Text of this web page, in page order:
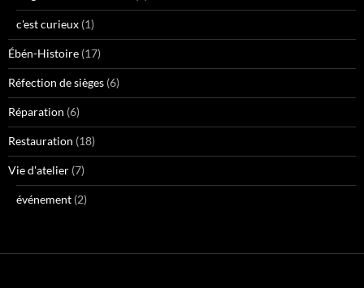
c'est curieux (1)
Ébén-Histoire (17)
Réfection de sièges (6)
Réparation (6)
Restauration (18)
Vie d'atelier (7)
événement (2)